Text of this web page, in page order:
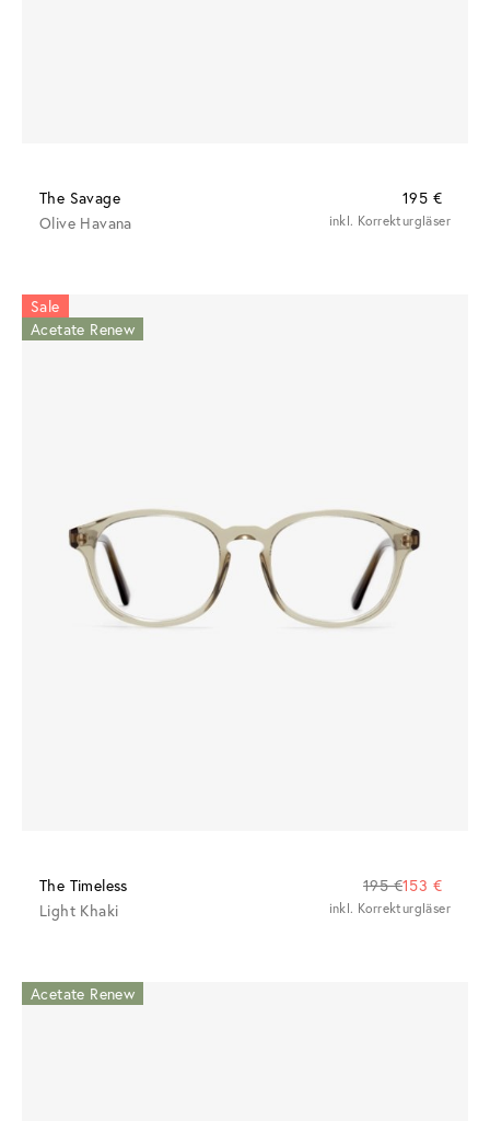
The Savage
195 €
Olive Havana
inkl. Korrekturgläser
Sale
Acetate Renew
The Timeless 195 €153 €
Light Khaki
inkl. Korrekturgläser
Acetate Renew